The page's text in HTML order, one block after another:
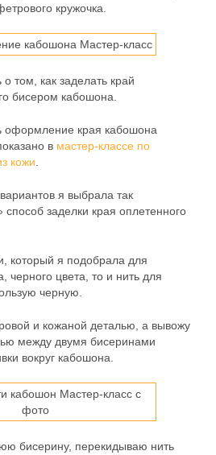
кружочка.
том, как заделать край
бисером кабошона.
оформление края кабошона
в мастер-классе по
кожи
я выбрала так
заделки края оплетенного
который я подобрала для
цвета, то и нить для
черную.
и кожаной деталью, а вывожу
между двумя бисеринами
вокруг кабошона.
бисерину, перекидываю нить